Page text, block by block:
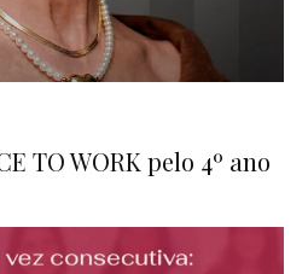
TO WORK pelo 4º ano